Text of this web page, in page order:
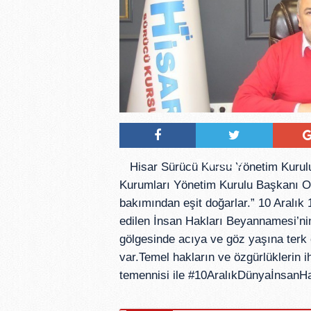
Tweetle
Hisar Sürücü Kursu Yönetim
Kurumları Yönetim Kurulu Başkanı
bakımından eşit doğarlar.” 10
edilen İnsan Hakları
gölgesinde acıya ve göz yaşına
var.Temel hakların ve özgürlüklerin
temennisi ile